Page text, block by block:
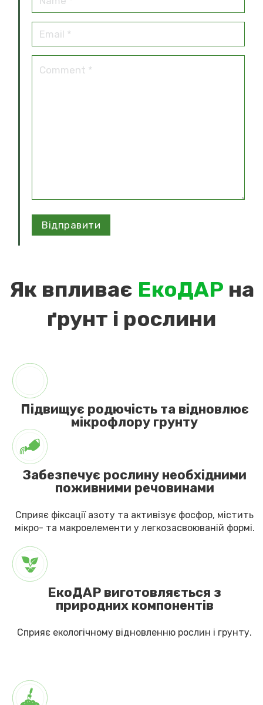
Як впливає ЕкоДАР на
ґрунт і рослини
Підвищує родючість та відновлює
мікрофлору грунту
Забезпечує рослину необхідними
поживними речовинами
Сприяє фіксації азоту та активізує фосфор, містить
мікро- та макроелементи у легкозасвоюваній формі.
ЕкоДАР виготовляється з
природних компонентів
Cприяє екологічному відновленню рослин і грунту.